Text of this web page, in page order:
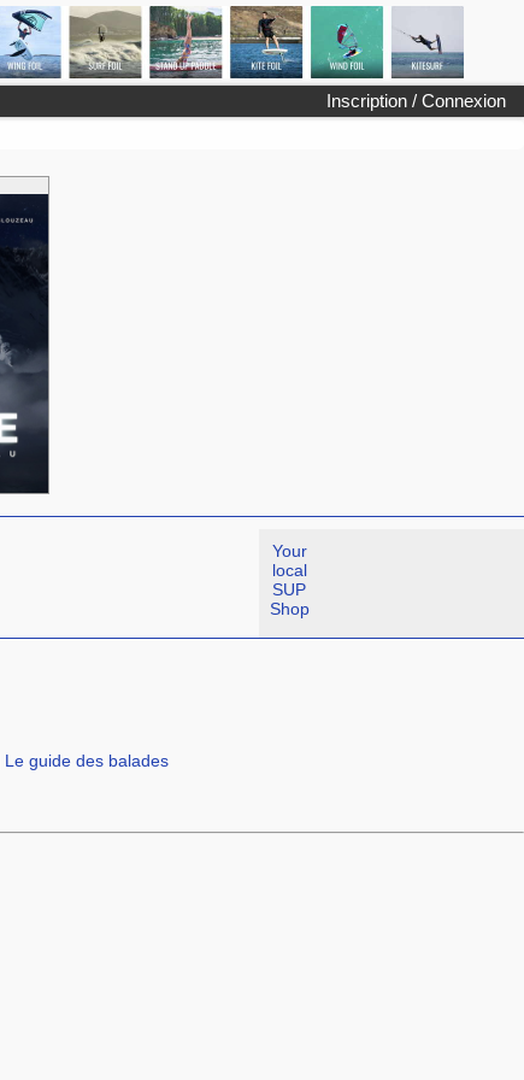
Inscription / Connexion
Your
local
SUP
Shop
Le guide des balades